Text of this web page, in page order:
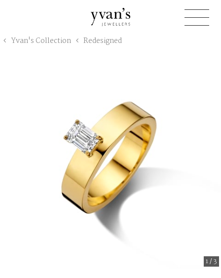
Jewellers
Yvan's Collection Redesigned
1/3